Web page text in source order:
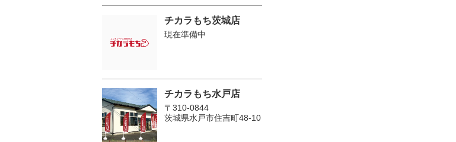
チカラもち茨城店
現在準備中
チカラもち水戸店
〒310-0844
茨城県水戸市住吉町48-10